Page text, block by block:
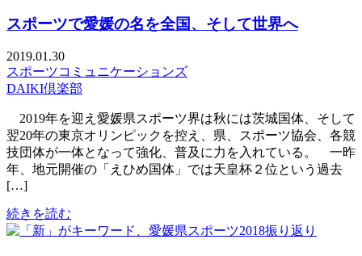
スポーツで愛媛の名を全国、そして世界へ
2019.01.30
スポーツコミュニケーションズ
DAIKI倶楽部
2019年を迎え愛媛県スポーツ界は秋には茨城国体、そして
翌20年の東京オリンピックを控え、県、スポーツ協会、各競
技団体が一体となって強化、普及に力を入れている。 一昨
年、地元開催の「えひめ国体」では天皇杯２位という過去
[…]
続きを読む